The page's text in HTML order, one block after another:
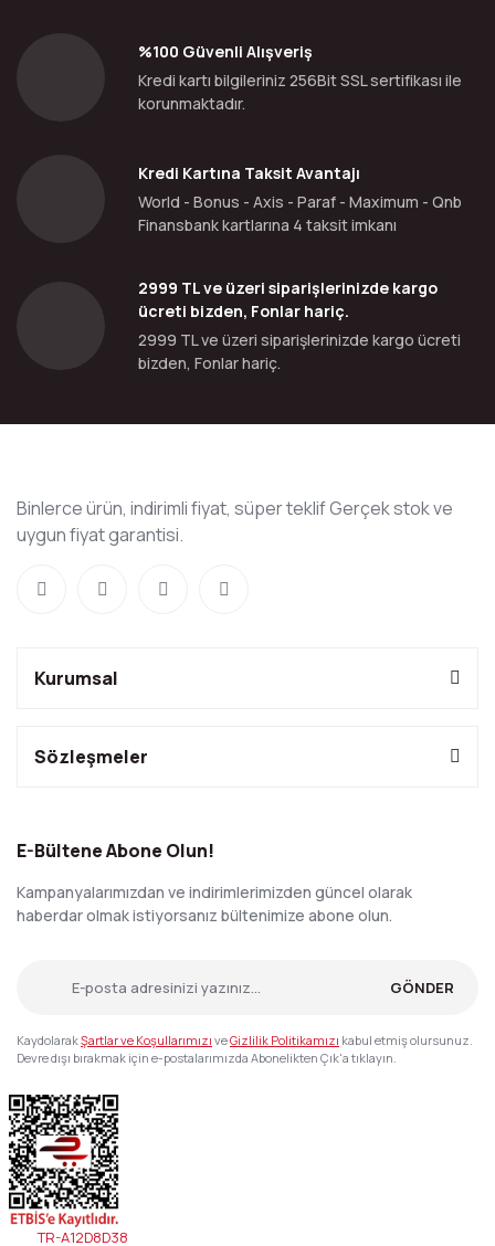
%100 Güvenli Alışveriş
Kredi kartı bilgileriniz 256Bit SSL sertifikası ile
korunmaktadır.
Kredi Kartına Taksit Avantajı
World - Bonus - Axis - Paraf - Maximum - Qnb
Finansbank kartlarına 4 taksit imkanı
2999 TL ve üzeri siparişlerinizde kargo
ücreti bizden, Fonlar hariç.
2999 TL ve üzeri siparişlerinizde kargo ücreti
bizden, Fonlar hariç.
Binlerce ürün, indirimli fiyat, süper teklif Gerçek stok ve
uygun fiyat garantisi.
Kurumsal
Sözleşmeler
E-Bültene Abone Olun!
Kampanyalarımızdan ve indirimlerimizden güncel olarak
haberdar olmak istiyorsanız bültenimize abone olun.
GÖNDER
KaydolarakŞartlar ve Koşullarımızı veGizlilik Politikamızı kabul etmiş olursunuz.
Devre dışı bırakmak için e-postalarımızda Abonelikten Çık'a tıklayın.
TR-A12D8D38